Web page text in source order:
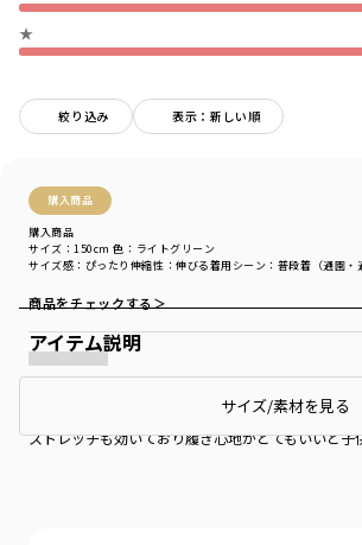
★
絞り込み 表示：新しい順
購入商品
購入商品
サイズ感 ：ぴったり 伸縮性 ：伸びる着用シーン ：普段着（通園・
サイズ：150cm 色：ライトグリーン
商品をチェックする＞
ストレッチも効いており履き心地がとてもいいと
アイテム説明
サイズ/素材を見る